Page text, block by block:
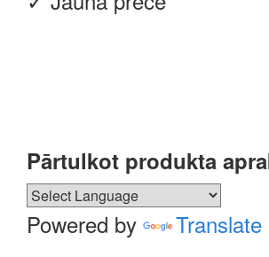
Pārtulkot produkta
Powered by Translate